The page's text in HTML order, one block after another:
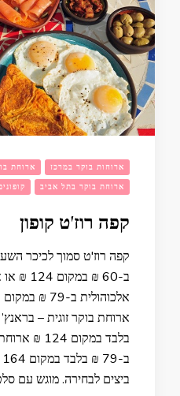
ארוחות בוקר במרכז
ארוחת בוקר
ארוחת בוקר בתל אביב
קפה רוז'ט קופון
קפה רוז'ט סמוך לכיכר
ב-60 ₪
בלבד במקום
ביצים לבחירה. מוגש עם